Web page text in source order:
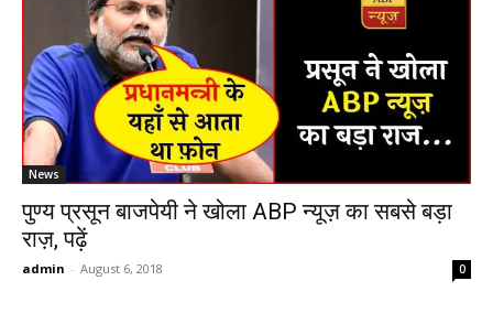
News
पुण्य प्रसून बाजपेयी ने खोला ABP न्यूज़ का सबसे बड़ा
राज़, पढ़ें
admin - August 6, 2018 0